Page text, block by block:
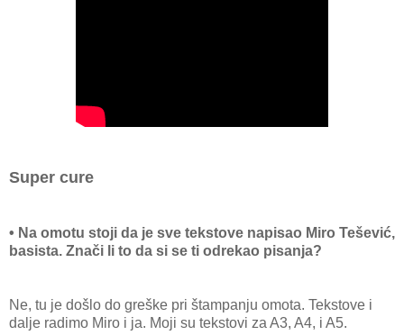
Super cure
• Na omotu stoji da je sve tekstove napisao Miro Tešević,
basista. Znači li to da si se ti odrekao pisanja?
Ne, tu je došlo do greške pri štampanju omota. Tekstove i
dalje radimo Miro i ja. Moji su tekstovi za A3, A4, i A5.